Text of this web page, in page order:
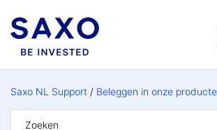
Saxo NL Support Beleggen in onze